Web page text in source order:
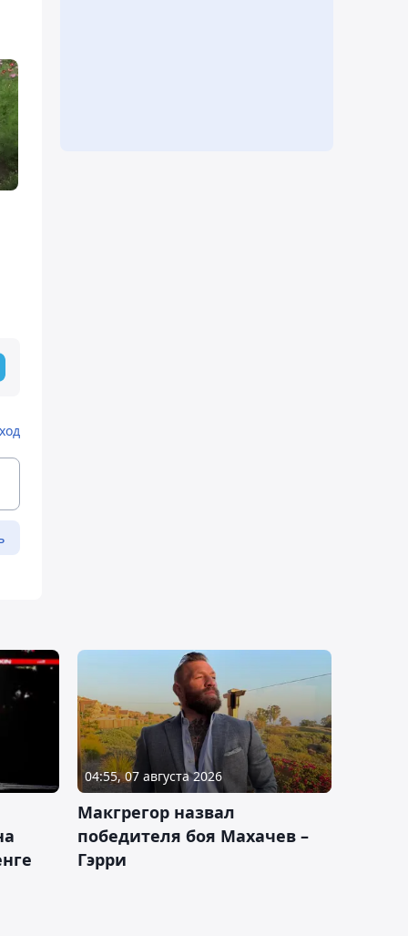
04:55, 07 августа 2026
Макгрегор назвал
победителя боя Махачев –
Гэрри